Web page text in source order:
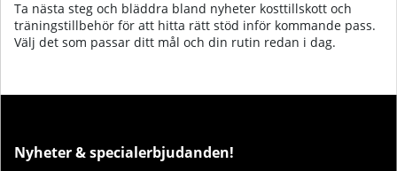
Ta nästa steg och bläddra bland nyheter kosttillskott och
träningstillbehör för att hitta rätt stöd inför kommande pass.
Välj det som passar ditt mål och din rutin redan i dag.​
Nyheter & specialerbjudanden!